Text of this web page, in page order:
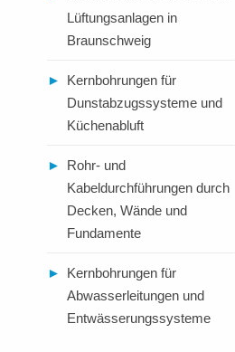
Lüftungsanlagen in
Braunschweig
►
Kernbohrungen für
Dunstabzugssysteme und
Küchenabluft
►
Rohr- und
Kabeldurchführungen durch
Decken, Wände und
Fundamente
►
Kernbohrungen für
Abwasserleitungen und
Entwässerungssysteme